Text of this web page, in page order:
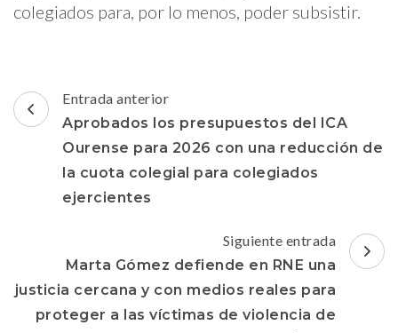
colegiados para, por lo menos, poder subsistir.
Navegación
de
entradas
Entrada anterior
Aprobados los presupuestos del ICA
Ourense para 2026 con una reducción de
la cuota colegial para colegiados
ejercientes
Siguiente entrada
Marta Gómez defiende en RNE una
justicia cercana y con medios reales para
proteger a las víctimas de violencia de